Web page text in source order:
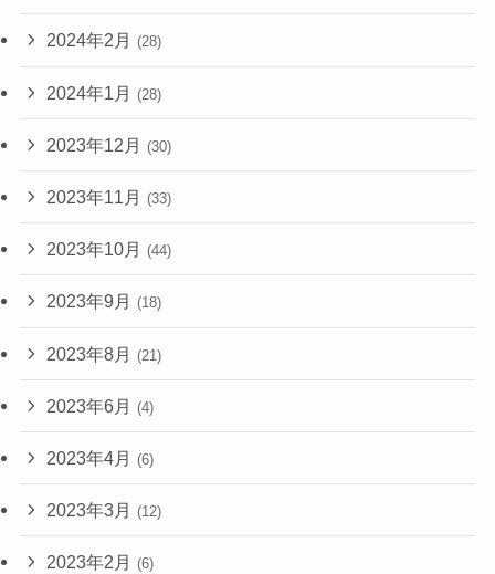
2024年2月 (28)
2024年1月 (28)
2023年12月 (30)
2023年11月 (33)
2023年10月 (44)
2023年9月 (18)
2023年8月 (21)
2023年6月 (4)
2023年4月 (6)
2023年3月 (12)
2023年2月 (6)